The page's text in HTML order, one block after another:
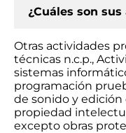
¿Cuáles son
Otras actividades
técnicas n.c.p.,
sistemas
programación
de sonido y
propiedad
excepto obras